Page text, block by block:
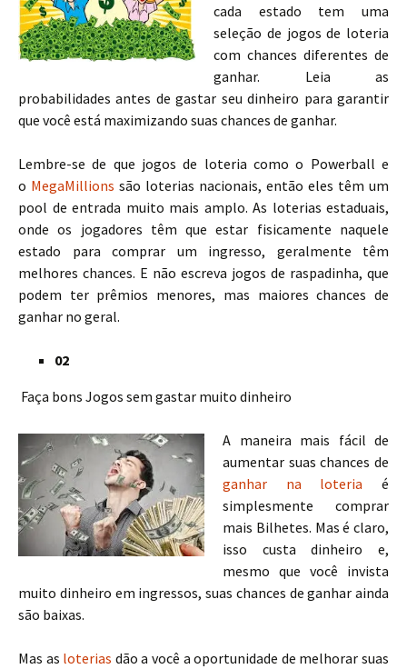
cada estado tem uma
seleção de jogos de loteria
com chances diferentes de
ganhar. Leia as
probabilidades antes de gastar seu dinheiro para garantir
que você está maximizando suas chances de ganhar.
Lembre-se de que jogos de loteria como o Powerball e
o MegaMillions são loterias nacionais, então eles têm um
pool de entrada muito mais amplo. As loterias estaduais,
onde os jogadores têm que estar fisicamente naquele
estado para comprar um ingresso, geralmente têm
melhores chances. E não escreva jogos de raspadinha, que
podem ter prêmios menores, mas maiores chances de
ganhar no geral.
02
Faça bons Jogos sem gastar muito dinheiro
A maneira mais fácil de
aumentar suas chances de
ganhar na loteria é
simplesmente comprar
mais Bilhetes. Mas é claro,
isso custa dinheiro e,
mesmo que você invista
muito dinheiro em ingressos, suas chances de ganhar ainda
são baixas.
Mas as loterias dão a você a oportunidade de melhorar suas